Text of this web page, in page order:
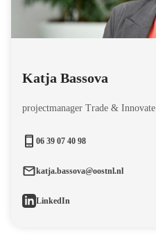
Katja Bassova
projectmanager Trade & Innovate
06 39 07 40 98
katja.bassova@oostnl.nl
LinkedIn